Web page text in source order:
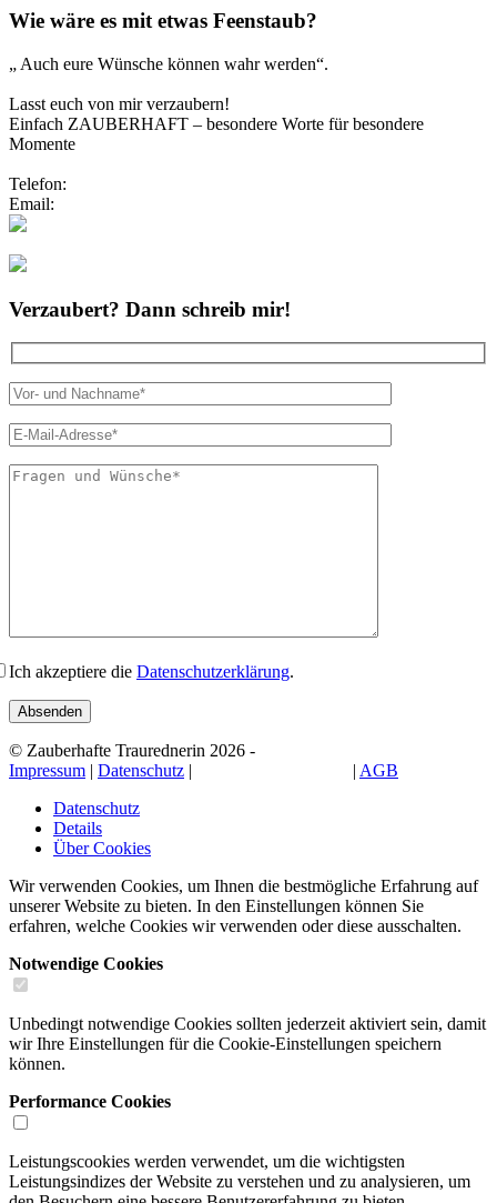
Wie wäre es mit etwas Feenstaub?
„ Auch eure Wünsche können wahr werden“.
Lasst euch von mir verzaubern!
Einfach ZAUBERHAFT – besondere Worte für besondere
Momente
Telefon:
Email:
Verzaubert? Dann schreib mir!
Ich akzeptiere die Datenschutzerklärung.
© Zauberhafte Traurednerin 2026 -
Impressum | Datenschutz | | AGB
Datenschutz
Details
Über Cookies
Wir verwenden Cookies, um Ihnen die bestmögliche Erfahrung auf
unserer Website zu bieten. In den Einstellungen können Sie
erfahren, welche Cookies wir verwenden oder diese ausschalten.
Notwendige Cookies
Unbedingt notwendige Cookies sollten jederzeit aktiviert sein, damit
wir Ihre Einstellungen für die Cookie-Einstellungen speichern
können.
Performance Cookies
Leistungscookies werden verwendet, um die wichtigsten
Leistungsindizes der Website zu verstehen und zu analysieren, um